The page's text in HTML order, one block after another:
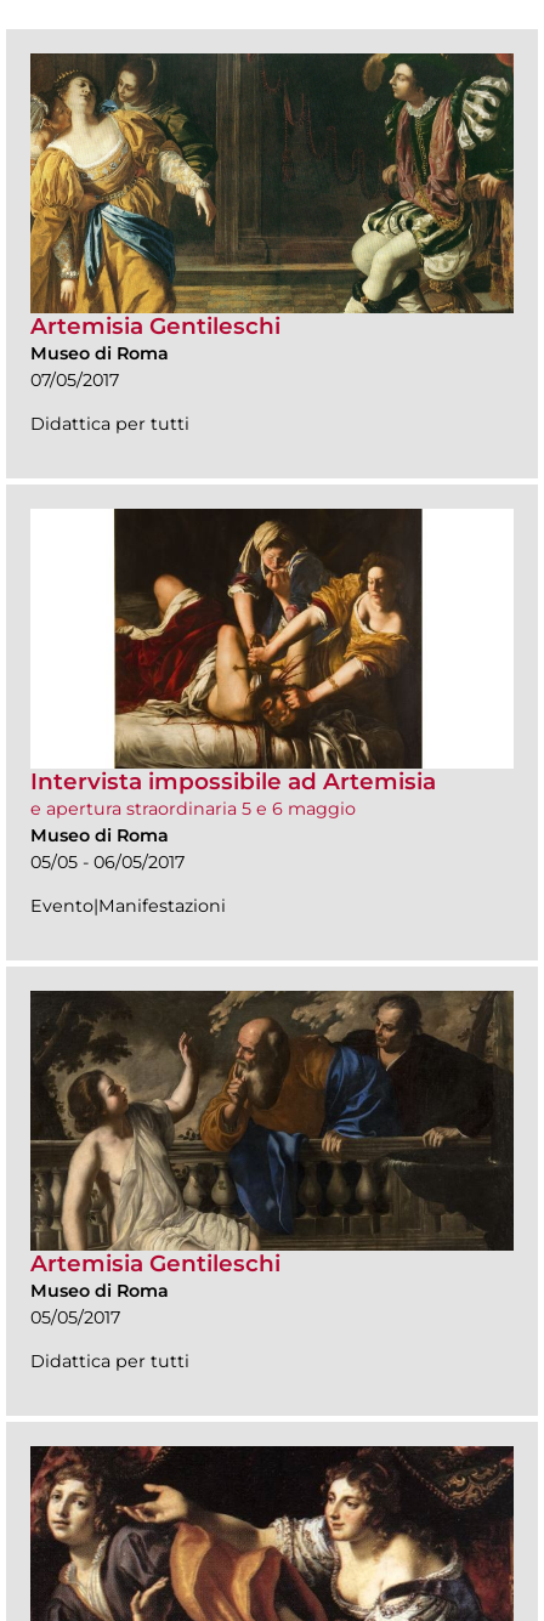
Artemisia Gentileschi
Museo di Roma
07/05/2017
Didattica per tutti
Intervista impossibile ad Artemisia
e apertura straordinaria 5 e 6 maggio
Museo di Roma
05/05 - 06/05/2017
Evento|Manifestazioni
Artemisia Gentileschi
Museo di Roma
05/05/2017
Didattica per tutti